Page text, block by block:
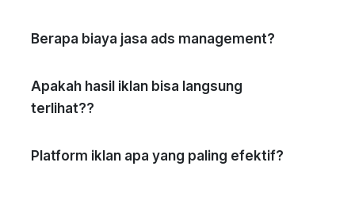
Berapa biaya jasa ads management?
Apakah hasil iklan bisa langsung
terlihat??
Platform iklan apa yang paling efektif?